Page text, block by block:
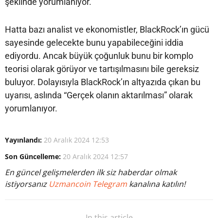
Hatta bazı analist ve ekonomistler, BlackRock’ın gücü
sayesinde gelecekte bunu yapabileceğini iddia
ediyordu. Ancak büyük çoğunluk bunu bir komplo
teorisi olarak görüyor ve tartışılmasını bile gereksiz
buluyor. Dolayısıyla BlackRock’ın altyazıda çıkan bu
uyarısı, aslında “Gerçek olanın aktarılması” olarak
yorumlanıyor.
Yayınlandı: 20 Aralık 2024 12:53
Son Güncelleme: 20 Aralık 2024 12:57
En güncel gelişmelerden ilk siz haberdar olmak
istiyorsanız Uzmancoin Telegram kanalına katılın!